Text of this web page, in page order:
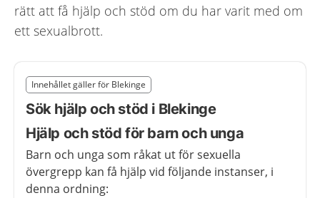
rätt att få hjälp och stöd om du har varit med om
ett sexualbrott.
Nedan innehåll gäller region Blekinge
Innehållet gäller för Blekinge
Sök hjälp och stöd i Blekinge
Hjälp och stöd för barn och unga
Barn och unga som råkat ut för sexuella
övergrepp kan få hjälp vid följande instanser, i
denna ordning:
Slut på det regionala tillägget från region Blekinge